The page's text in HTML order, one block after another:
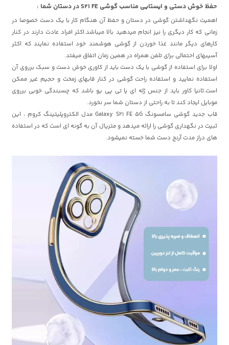
حفظ خوش دستی و ایستایی مناسب گوشی S21 FE در دستان شما :
اهمیت نگهداشتن گوشی در دستان و حفظ آن هنگام کار با یک دست خصوصا در
زمانی که کار دیگری را نیز انجام میدهید بالا میباشد.اکثر افراد عادت دارند در کنار
کارهای دیگر مانند غذا خوردن از گوشی هوشمند خود استفاده نمایند که اکثر
آسیبهای احتمالی برای تلفن همراه در همین زمان اتفاق میفتد.
اولا برای استفاده از گوشی با یک دست باید از کاوری خوش دست و سبک برروی آن
استفاده نمایید و استفاده راحت گوشی در کنار قابهای زمخت و حجیم غیر ممکن
است.ثانیا کاور باید از جنس ژله ای یا تی پی یو باشد که چسبندگی خوبی برروی
موبایل ایجاد کند تا به راحتی از دستان شما سر نخورد.
قاب جدید گوشی سامسونگ Galaxy S21 FE 5G مدل الکتروپلیتینگ کروم ، این
ثبیت در نگهداری گوشی را ارائه میدهد و متریال آن به گونه ای است که در استفاده
های دراز مدت آرنج دست شما خسته نمیشود.